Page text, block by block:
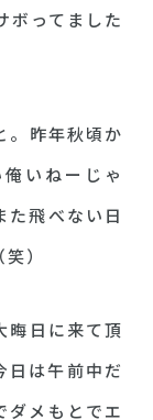
ボってました
。昨年秋頃か
いねーじゃ
た飛べない日
）
晦日に来て頂
日は午前中だ
ダメもとでエ